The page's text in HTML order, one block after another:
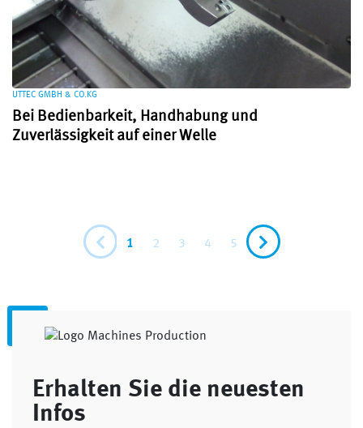
UTTEC GMBH & CO.KG
Bei Bedienbarkeit, Handhabung und
Zuverlässigkeit auf einer Welle
1 2 3 4 5
Erhalten Sie die neuesten
Infos